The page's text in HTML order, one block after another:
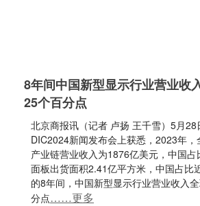
8年间中国新型显示行业营业收
25个百分点
北京商报讯（记者 卢扬 王千雪）5月
DIC2024新闻发布会上获悉，2023年
产业链营业收入为1876亿美元，中国
面板出货面积2.41亿平方米，中国占比
的8年间，中国新型显示行业营业收入
分点……更多